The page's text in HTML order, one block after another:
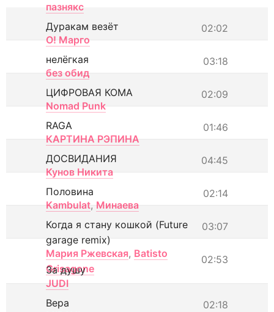
пазнякс
02:02
Дуракам везёт
О! Марго
03:18
нелёгкая
без обид
02:09
ЦИФРОВАЯ КОМА
Nomad Punk
01:46
RAGA
КАРТИНА РЭПИНА
04:45
ДОСВИДАНИЯ
Кунов Никита
02:14
Половина
Kambulat, Минаева
03:07
Когда я стану кошкой (Future
garage remix)
Мария Ржевская, Batisto
Grisagone
02:53
За душу
JUDI
02:18
Вера